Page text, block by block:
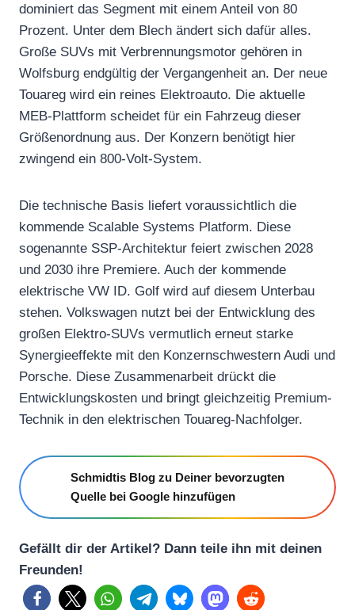
dominiert das Segment mit einem Anteil von 80
Prozent. Unter dem Blech ändert sich dafür alles.
Große SUVs mit Verbrennungsmotor gehören in
Wolfsburg endgültig der Vergangenheit an. Der neue
Touareg wird ein reines Elektroauto. Die aktuelle
MEB-Plattform scheidet für ein Fahrzeug dieser
Größenordnung aus. Der Konzern benötigt hier
zwingend ein 800-Volt-System.
Die technische Basis liefert voraussichtlich die
kommende Scalable Systems Platform. Diese
sogenannte SSP-Architektur feiert zwischen 2028
und 2030 ihre Premiere. Auch der kommende
elektrische VW ID. Golf wird auf diesem Unterbau
stehen. Volkswagen nutzt bei der Entwicklung des
großen Elektro-SUVs vermutlich erneut starke
Synergieeffekte mit den Konzernschwestern Audi und
Porsche. Diese Zusammenarbeit drückt die
Entwicklungskosten und bringt gleichzeitig Premium-
Technik in den elektrischen Touareg-Nachfolger.
Schmidtis Blog zu Deiner bevorzugten
Quelle bei Google hinzufügen
Gefällt dir der Artikel? Dann teile ihn mit deinen
Freunden!